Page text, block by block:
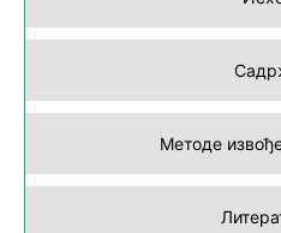
Методе